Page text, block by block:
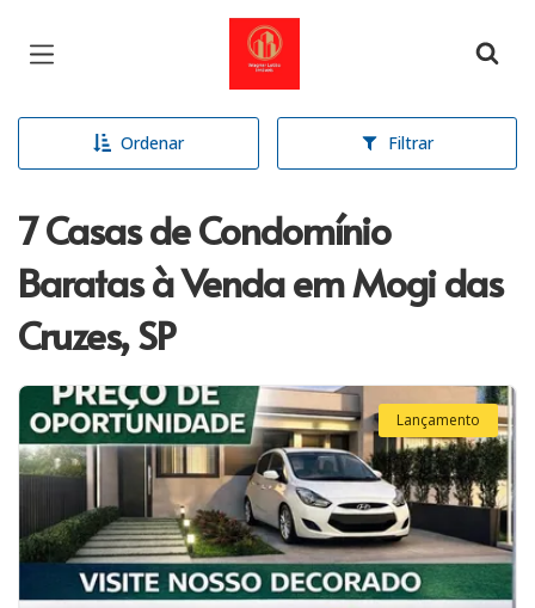
Página inicial
Ordenar Filtrar
7 Casas de Condomínio
Baratas à Venda em Mogi das
Cruzes, SP
Lançamento